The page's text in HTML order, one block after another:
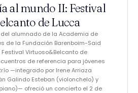
al mundo II: Festival
de Lucca
alumnado de la Academia de
de la Fundación Barenboim-Said
Virtuoso&Belcanto de
de referencia para jóvenes
—integrado por Irene Arriaza
Galindo Esteban (violonchelo) y
ofreció un concierto el 2 de